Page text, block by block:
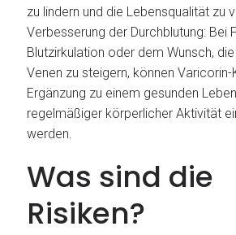
zu lindern und die Lebensqualität zu
Verbesserung der Durchblutung: Bei
Blutzirkulation oder dem Wunsch,
Venen zu steigern, können Varicorin-
Ergänzung zu einem gesunden
regelmäßiger körperlicher Aktivität
werden.
Was sind die
Risiken?